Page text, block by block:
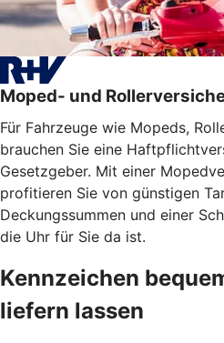
Moped- und
Für Fahrzeuge wie Mopeds,
brauchen Sie eine
Gesetzgeber. Mit einer
profitieren Sie von günstigen
Deckungssummen und einer
die Uhr für Sie da ist.
Kennzeichen
liefern lassen